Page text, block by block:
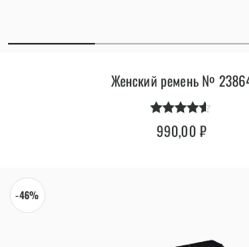
Женский ремень №
Оценка
4.40
990,00₽
-46%